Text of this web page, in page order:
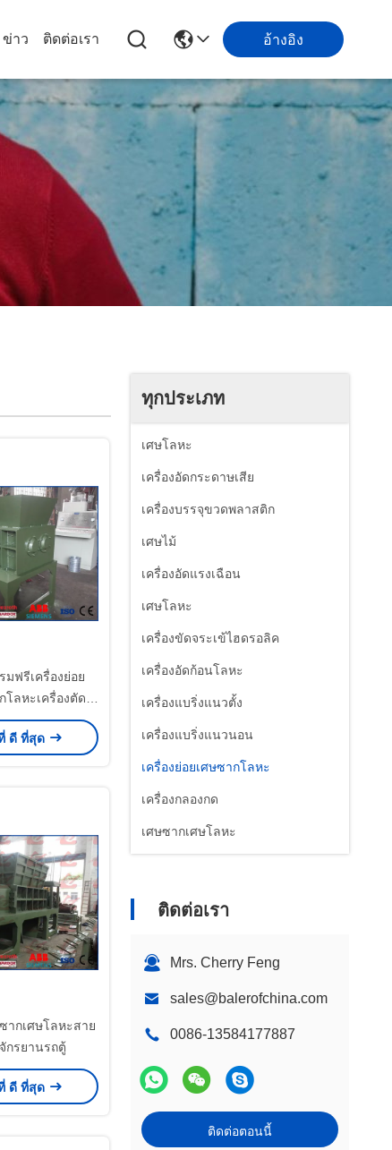
ข่าว ติดต่อเรา อ้างอิง
ทุกประเภท
เศษโลหะ
เครื่องอัดกระดาษเสีย
เครื่องบรรจุขวดพลาสติก
เศษไม้
เครื่องอัดแรงเฉือน
เศษโลหะ
เครื่องขัดจระเข้ไฮดรอลิค
เครื่องอัดก้อนโลหะ
เครื่องแบริ่งแนวตั้ง
เครื่องแบริ่งแนวนอน
เครื่องย่อยเศษซากโลหะ
เครื่องกลองกด
เศษซากเศษโลหะ
ติดต่อเรา
Mrs. Cherry Feng
sales@balerofchina.com
0086-13584177887
ติดต่อตอนนี้
ฟรีเครื่องย่อย
โลหะเครื่องตัด
ศษซากโลหะ
งดีบุก
ดี ที่สุด
ากเศษโลหะสาย
กรยานรถตู้
ดี ที่สุด